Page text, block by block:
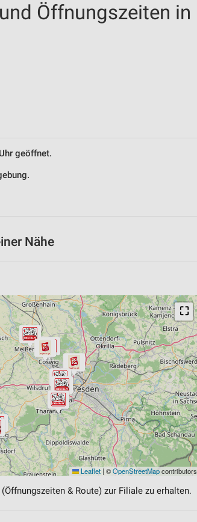
Öffnungszeiten in
geöffnet.
Nähe
⛶
Leaflet | ©OpenStreetMapcontributors
& Route) zur Filiale zu erhalten.